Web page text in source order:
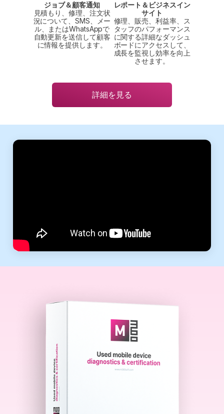
ジョブ＆顧客通知
見積もり、修理、注文状
況について、SMS、メー
ル、またはWhatsAppで
自動更新を送信して顧客
に情報を提供します。
レポート＆ビジネスイン
サイト
修理、販売、利益率、ス
タッフのパフォーマンス
に関する詳細なダッシュ
ボードにアクセスして、
成長を監視し効率を向上
させます。
詳細を見る